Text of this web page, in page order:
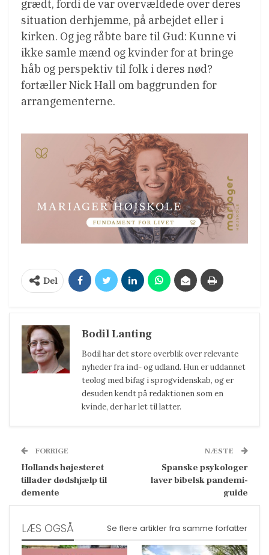
grædt, fordi de var overvældede over deres
situation derhjemme, på arbejdet eller i
kirken. Og jeg råbte bare til Gud: Kunne vi
ikke samle mænd og kvinder for at bringe
håb og perspektiv til folk i deres nød?
fortæller Nick Hall om baggrunden for
arrangementerne.
Del
Bodil Lanting
Bodil har det store overblik over relevante
nyheder fra ind- og udland. Hun er uddannet
teolog med bifag i sprogvidenskab, og er
desuden kendt på redaktionen som en
kvinde, der har let til latter.
FORRIGE
Hollands højesteret
tillader dødshjælp til
demente
NÆSTE
Spanske psykologer
laver bibelsk pandemi-
guide
LÆS OGSÅ Se flere artikler fra samme forfatter